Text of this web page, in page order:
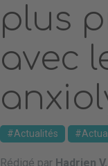
plus
avec
Actualités
Rédigé par Hadrien V.